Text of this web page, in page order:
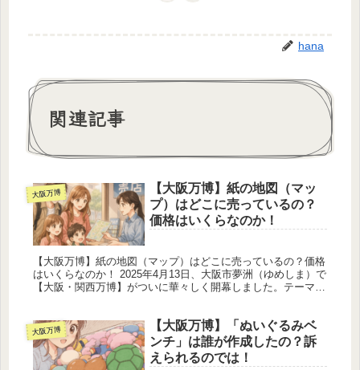
hana
関連記事
大阪万博
【大阪万博】紙の地図（マッ
プ）はどこに売っているの？
価格はいくらなのか！
【大阪万博】紙の地図（マップ）はどこに売っているの？価格
はいくらなのか！ 2025年4月13日、大阪市夢洲（ゆめしま）で
【大阪・関西万博】がついに華々しく開幕しました。テーマは
大阪万博
【大阪万博】「ぬいぐるみベ
ンチ」は誰が作成したの？訴
えられるのでは！